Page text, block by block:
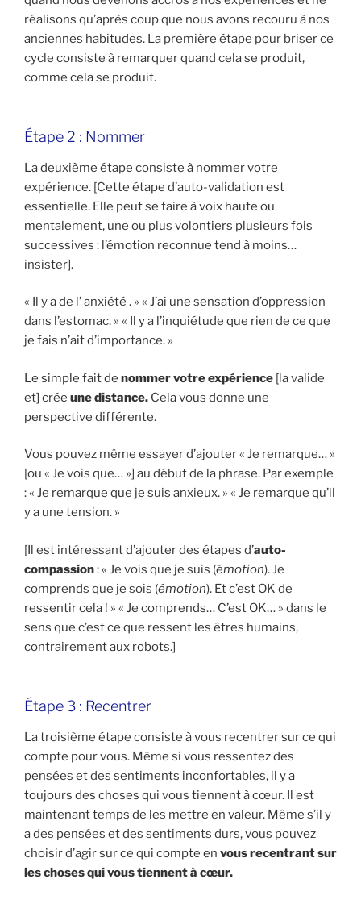
réalisons qu’après coup que nous avons recouru à nos
anciennes habitudes. La première étape pour briser ce
cycle consiste à remarquer quand cela se produit,
comme cela se produit.
Étape 2 : Nommer
La deuxième étape consiste à nommer votre
expérience. [Cette étape d’auto-validation est
essentielle. Elle peut se faire à voix haute ou
mentalement, une ou plus volontiers plusieurs fois
successives : l’émotion reconnue tend à moins…
insister].
« Il y a de l’ anxiété . » « J’ai une sensation d’oppression
dans l’estomac. » « Il y a l’inquiétude que rien de ce que
je fais n’ait d’importance. »
Le simple fait de nommer votre expérience [la valide
et] crée une distance. Cela vous donne une
perspective différente.
Vous pouvez même essayer d’ajouter « Je remarque… »
[ou « Je vois que… »] au début de la phrase. Par exemple
: « Je remarque que je suis anxieux. » « Je remarque qu’il
y a une tension. »
[Il est intéressant d’ajouter des étapes d’auto-
compassion: « Je vois que je suis (émotion). Je
comprends que je sois (émotion). Et c’est OK de
ressentir cela ! » « Je comprends… C’est OK… » dans le
sens que c’est ce que ressent les êtres humains,
contrairement aux robots.]
Étape 3 : Recentrer
La troisième étape consiste à vous recentrer sur ce qui
compte pour vous. Même si vous ressentez des
pensées et des sentiments inconfortables, il y a
toujours des choses qui vous tiennent à cœur. Il est
maintenant temps de les mettre en valeur. Même s’il y
a des pensées et des sentiments durs, vous pouvez
choisir d’agir sur ce qui compte en vous recentrant sur
les choses qui vous tiennent à cœur.